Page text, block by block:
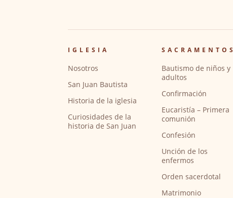
IGLESIA
Nosotros
San Juan Bautista
Historia de la iglesia
Curiosidades de la
historia de San Juan
SACRAMENTOS
Bautismo de niños y
adultos
Confirmación
Eucaristía – Primera
comunión
Confesión
Unción de los
enfermos
Orden sacerdotal
Matrimonio